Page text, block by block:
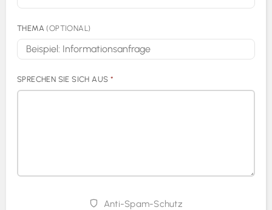
THEMA(OPTIONAL)
SPRECHEN SIE SICH AUS *
Anti-Spam-Schutz